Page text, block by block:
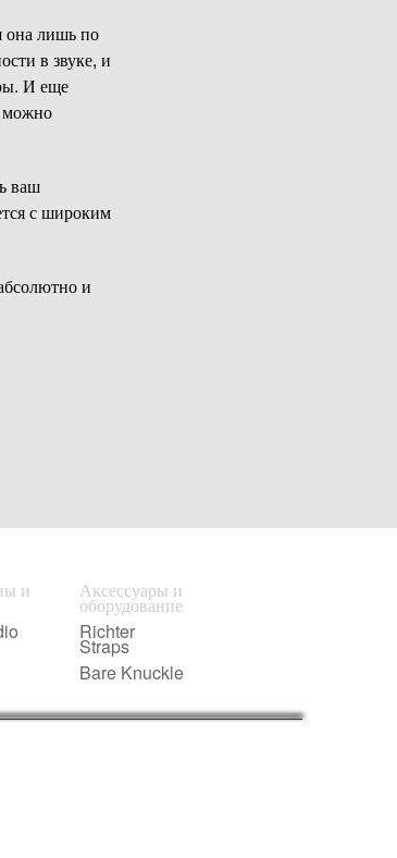
она лишь по
в звуке, и
И еще
можно
ваш
с широким
и
и Аксессуары и
оборудование
Richter
Straps
Bare Knuckle